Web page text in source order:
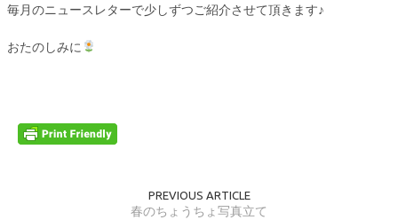
毎月のニュースレターで少しずつご紹介させて頂きます♪
おたのしみに
PREVIOUS ARTICLE
春のちょうちょ写真立て